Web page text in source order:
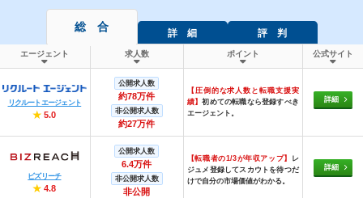
総 合 詳 細 評 判
エージェント 求人数 ポイント 公式サイト
リクルートエージェント
★ 5.0
公開求人数
約78万件
非公開求人数
約27万件
【圧倒的な求人数と転職支援実
績】初めての転職なら登録すべき
エージェント。
詳細
ビズリーチ
★ 4.8
公開求人数
6.4万件
非公開求人数
非公開
【転職者の1/3が年収アップ】
レ
ジュメ登録してスカウトを待つだ
けで自分の市場価値がわかる。
詳細